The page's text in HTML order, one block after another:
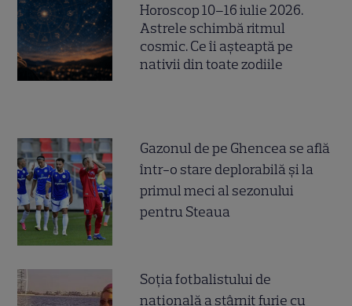
Horoscop 10–16 iulie 2026.
Astrele schimbă ritmul
cosmic. Ce îi așteaptă pe
nativii din toate zodiile
Gazonul de pe Ghencea se află
într-o stare deplorabilă și la
primul meci al sezonului
pentru Steaua
Soția fotbalistului de
națională a stârnit furie cu